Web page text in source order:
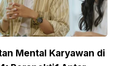
Mental Karyawan di